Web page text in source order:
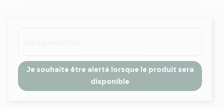
Je souhaite être alerté lorsque le produit sera
disponible